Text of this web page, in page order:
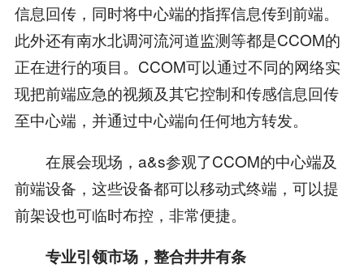
信息回传，同时将中心端的指挥信息传到前端。
此外还有南水北调河流河道监测等都是CCOM的
正在进行的项目。CCOM可以通过不同的网络实
现把前端应急的视频及其它控制和传感信息回传
至中心端，并通过中心端向任何地方转发。
在展会现场，a&s参观了CCOM的中心端及
前端设备，这些设备都可以移动式终端，可以提
前架设也可临时布控，非常便捷。
专业引领市场，整合井井有条